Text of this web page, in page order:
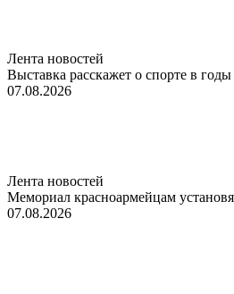
Лента новостей
Выставка расскажет о спорте в
07.08.2026
Лента новостей
Мемориал красноармейцам
07.08.2026